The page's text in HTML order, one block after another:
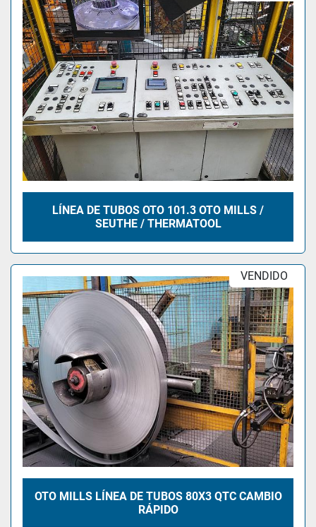
LÍNEA DE TUBOS OTO 101.3 OTO MILLS /
SEUTHE / THERMATOOL
VENDIDO
OTO MILLS LÍNEA DE TUBOS 80X3 QTC CAMBIO
RÁPIDO